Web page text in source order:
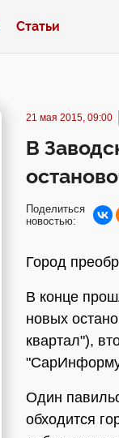
Статьи
21 мая 2015, 09:00
В
Поделиться
новостью:
Город
В конце
новых
квартал"),
Один
обходится